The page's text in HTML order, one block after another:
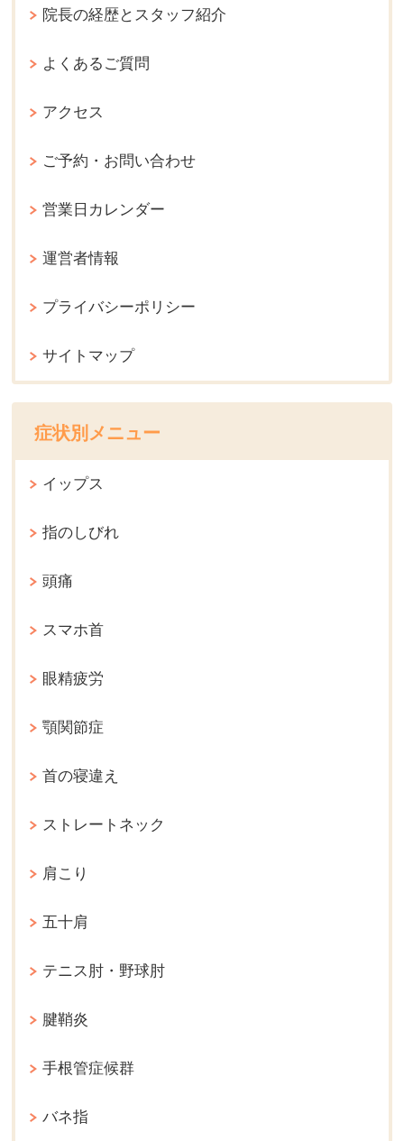
院長の経歴とスタッフ紹介
よくあるご質問
アクセス
ご予約・お問い合わせ
営業日カレンダー
運営者情報
プライバシーポリシー
サイトマップ
症状別メニュー
イップス
指のしびれ
頭痛
スマホ首
眼精疲労
顎関節症
首の寝違え
ストレートネック
肩こり
五十肩
テニス肘・野球肘
腱鞘炎
手根管症候群
バネ指